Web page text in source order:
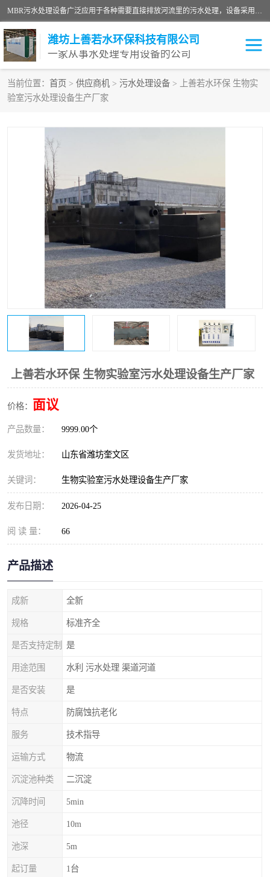
MBR污水处理设备广泛应用于各种需要直接排放河流里的污水处理，设备采用膜生物反应器（Membrane Bioreactor,简称MBR〕技术，取代了传统工艺中的二沉池，它可以*地进行固液分离，得到直接使用的稳定中水，又可在生物池内维持高浓度的微生物量，工艺剩余污泥少，极有效地去除氨氮，出水悬浮物和浊度接近于零，出水中细菌和病毒被大幅度去除，能耗低，占地面积小。
潍坊上善若水环保科技有限公司
一家从事水处理专用设备的公司
当前位置： 首页 > 供应商机 > 污水处理设备 > 上善若水环保 生物实
验室污水处理设备生产厂家
上善若水环保 生物实验室污水处理设备生产厂家
价格： 面议
产品数量： 9999.00个
发货地址： 山东省潍坊奎文区
关键词： 生物实验室污水处理设备生产厂家
发布日期： 2026-04-25
阅 读 量： 66
产品描述
成新 全新
规格 标准齐全
是否支持定制 是
用途范围 水利 污水处理 渠道河道
是否安装 是
特点 防腐蚀抗老化
服务 技术指导
运输方式 物流
沉淀池种类 二沉淀
沉降时间 5min
池径 10m
池深 5m
起订量 1台
污水处理设备
洗涤污水处理设备
诊所门诊污水处理设备 臭氧消毒设备
养殖污水处理设备 屠宰污水处理设备
一体化污水处理设备 食品制造业污水处理设备
医院辐射污水衰变池